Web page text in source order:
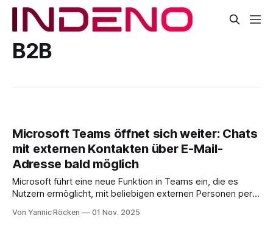
B2B
Microsoft Teams öffnet sich weiter: Chats
mit externen Kontakten über E-Mail-
Adresse bald möglich
Microsoft führt eine neue Funktion in Teams ein, die es
Nutzern ermöglicht, mit beliebigen externen Personen per
Adresse. Selbst wenn der Gesprächspartner kein Teams-
Von Yannic Röcken 01 Nov. 2025